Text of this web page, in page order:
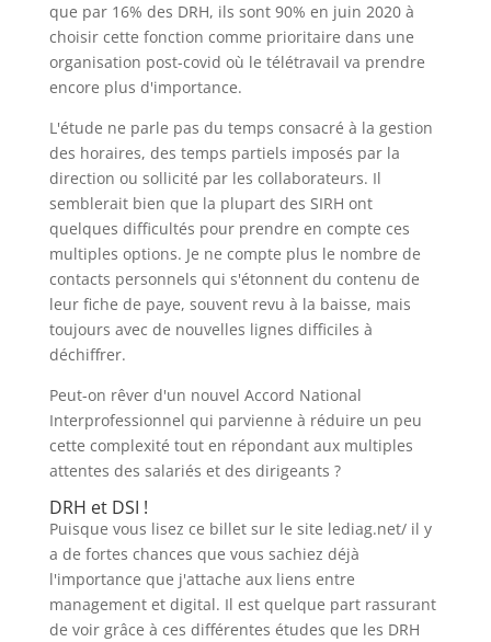
que par 16% des DRH, ils sont 90% en juin 2020 à
choisir cette fonction comme prioritaire dans une
organisation post-covid où le télétravail va prendre
encore plus d'importance.
L'étude ne parle pas du temps consacré à la gestion
des horaires, des temps partiels imposés par la
direction ou sollicité par les collaborateurs. Il
semblerait bien que la plupart des SIRH ont
quelques difficultés pour prendre en compte ces
multiples options. Je ne compte plus le nombre de
contacts personnels qui s'étonnent du contenu de
leur fiche de paye, souvent revu à la baisse, mais
toujours avec de nouvelles lignes difficiles à
déchiffrer.
Peut-on rêver d'un nouvel Accord National
Interprofessionnel qui parvienne à réduire un peu
cette complexité tout en répondant aux multiples
attentes des salariés et des dirigeants ?
DRH et DSI !
Puisque vous lisez ce billet sur le site lediag.net/ il y
a de fortes chances que vous sachiez déjà
l'importance que j'attache aux liens entre
management et digital. Il est quelque part rassurant
de voir grâce à ces différentes études que les DRH